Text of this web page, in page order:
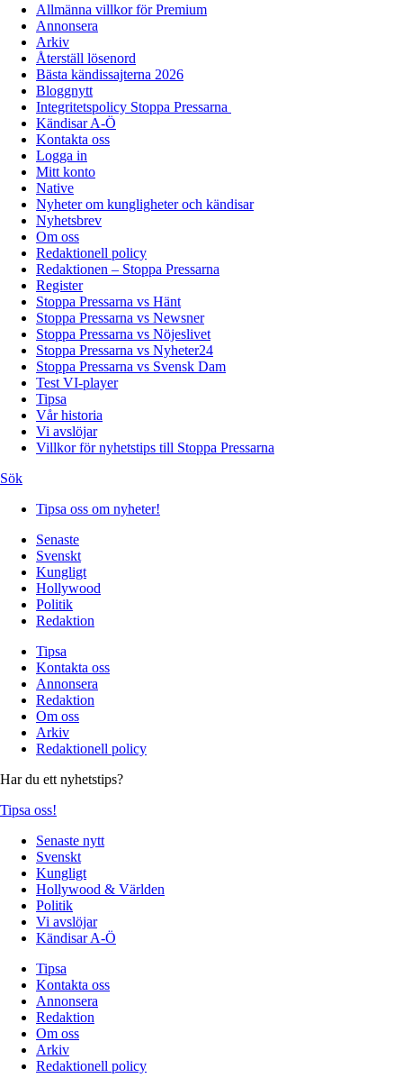
Allmänna villkor för Premium
Annonsera
Arkiv
Återställ lösenord
Bästa kändissajterna 2026
Bloggnytt
Integritetspolicy Stoppa Pressarna
Kändisar A-Ö
Kontakta oss
Logga in
Mitt konto
Native
Nyheter om kungligheter och kändisar
Nyhetsbrev
Om oss
Redaktionell policy
Redaktionen – Stoppa Pressarna
Register
Stoppa Pressarna vs Hänt
Stoppa Pressarna vs Newsner
Stoppa Pressarna vs Nöjeslivet
Stoppa Pressarna vs Nyheter24
Stoppa Pressarna vs Svensk Dam
Test VI-player
Tipsa
Vår historia
Vi avslöjar
Villkor för nyhetstips till Stoppa Pressarna
Sök
Tipsa oss om nyheter!
Senaste
Svenskt
Kungligt
Hollywood
Politik
Redaktion
Tipsa
Kontakta oss
Annonsera
Redaktion
Om oss
Arkiv
Redaktionell policy
Har du ett nyhetstips?
Tipsa oss!
Senaste nytt
Svenskt
Kungligt
Hollywood & Världen
Politik
Vi avslöjar
Kändisar A-Ö
Tipsa
Kontakta oss
Annonsera
Redaktion
Om oss
Arkiv
Redaktionell policy